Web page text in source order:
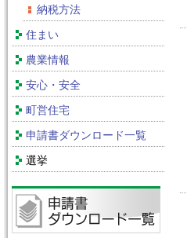
納税方法
住まい
農業情報
安心・安全
町営住宅
申請書ダウンロード一覧
選挙